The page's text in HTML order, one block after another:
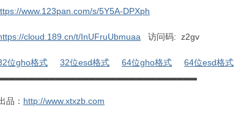
www.123pan.com/s/5Y5A-DPXph
cloud.189.cn/t/InUFruUbmuaa 访问码: z2gv
位gho格式 32位esd格式 64位gho格式
64位esd格式
品： http://www.xtxzb.com